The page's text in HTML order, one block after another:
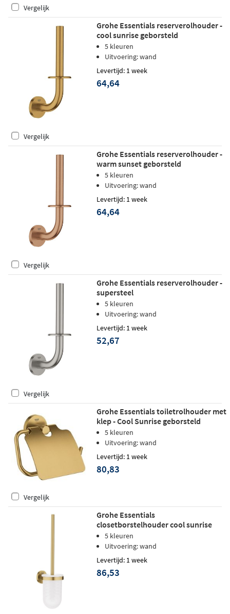
Vergelijk
Grohe Essentials reserverolhouder -
cool sunrise geborsteld
5 kleuren
Uitvoering: wand
Levertijd: 1 week
64,64
Vergelijk
Grohe Essentials reserverolhouder -
warm sunset geborsteld
5 kleuren
Uitvoering: wand
Levertijd: 1 week
64,64
Vergelijk
Grohe Essentials reserverolhouder -
supersteel
5 kleuren
Uitvoering: wand
Levertijd: 1 week
52,67
Vergelijk
Grohe Essentials toiletrolhouder met
klep - Cool Sunrise geborsteld
5 kleuren
Uitvoering: wand
Levertijd: 1 week
80,83
Vergelijk
Grohe Essentials
closetborstelhouder cool sunrise
geborsteld
5 kleuren
Uitvoering: wand
Levertijd: 1 week
86,53